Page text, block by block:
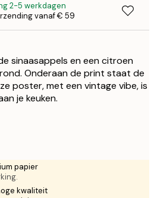
2-5 werkdagen
vanaf € 59
sinaasappels en een citroen
Onderaan de print staat de
poster, met een vintage vibe, is
je keuken.
papier
kwaliteit